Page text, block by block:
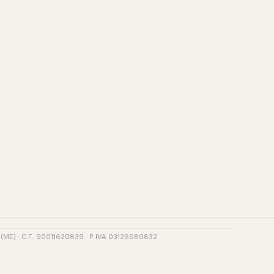
· C.F. 90011620839 · P.IVA 03126980832